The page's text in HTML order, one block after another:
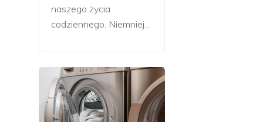
naszego życia
codziennego. Niemniej…